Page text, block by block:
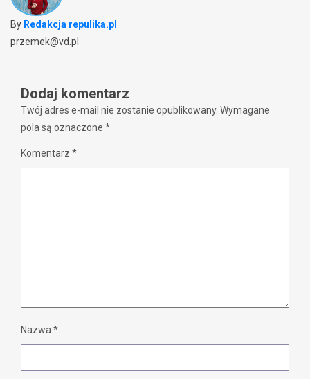
By Redakcja repulika.pl
przemek@vd.pl
Dodaj komentarz
Twój adres e-mail nie zostanie opublikowany. Wymagane
pola są oznaczone *
Komentarz *
Nazwa *